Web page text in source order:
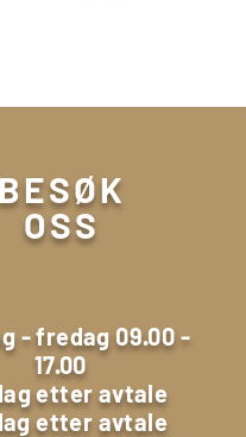
BESØK
OSS
- fredag 09.00 -
17.00
etter avtale
etter avtale